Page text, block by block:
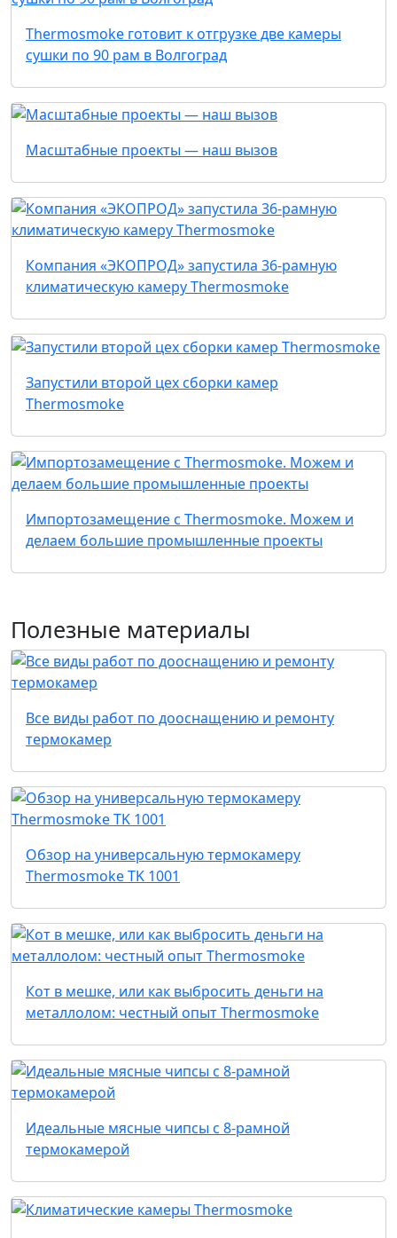
Thermosmoke готовит к отгрузке две камеры
сушки по 90 рам в Волгоград
Масштабные проекты — наш вызов
Компания «ЭКОПРОД» запустила 36-рамную
климатическую камеру Thermosmoke
Запустили второй цех сборки камер
Thermosmoke
Импортозамещение c Thermosmoke. Можем и
делаем большие промышленные проекты
Полезные материалы
Все виды работ по дооснащению и ремонту
термокамер
Обзор на универсальную термокамеру
Thermosmoke TK 1001
Кот в мешке, или как выбросить деньги на
металлолом: честный опыт Thermosmoke
Идеальные мясные чипсы с 8-рамной
термокамерой